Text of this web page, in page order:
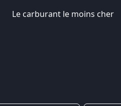
Le carburant le moins cher